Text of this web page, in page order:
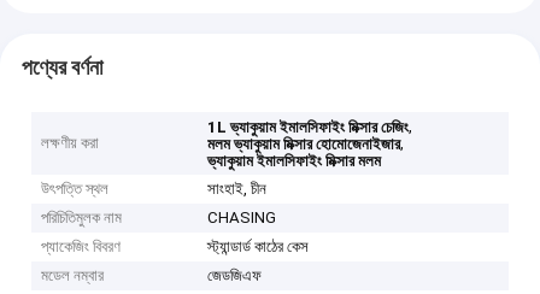
পণ্যের বর্ণনা
লক্ষণীয় করা
1L ভ্যাকুয়াম ইমালসিফাইং মিক্সার চেজিং,
মলম ভ্যাকুয়াম মিক্সার হোমোজেনাইজার,
ভ্যাকুয়াম ইমালসিফাইং মিক্সার মলম
উৎপত্তি স্থল
সাংহাই, চীন
পরিচিতিমুলক নাম
CHASING
প্যাকেজিং বিবরণ
স্ট্যান্ডার্ড কাঠের কেস
মডেল নম্বার
জেডজিএফ